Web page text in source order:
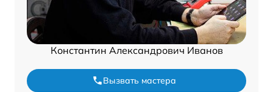
Константин Александрович Иванов
Вызвать мастера